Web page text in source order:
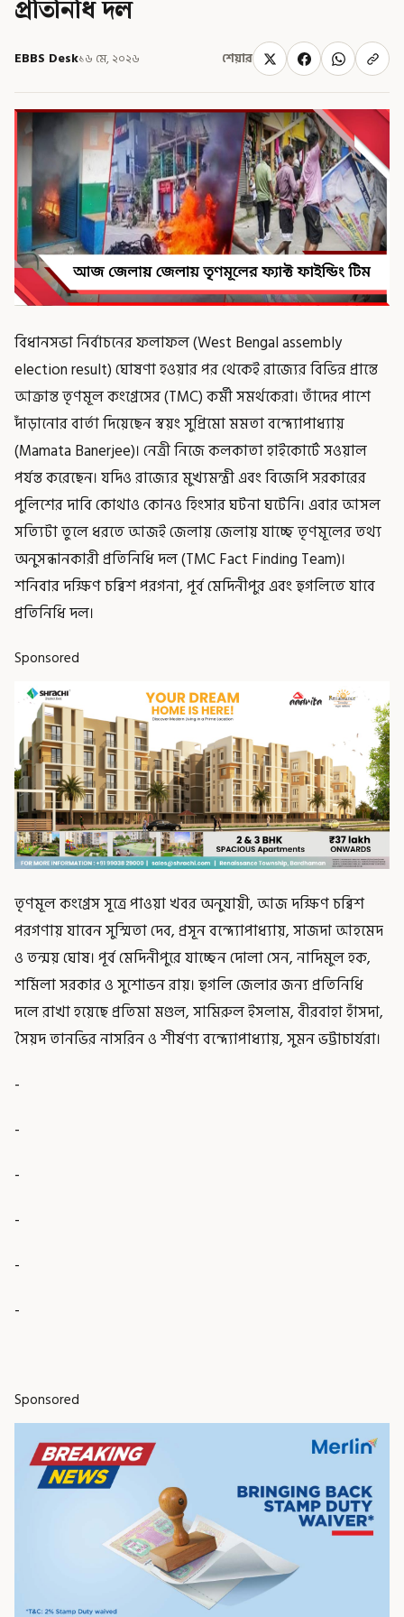
প্রতিনিধি দল
EBBS Desk১৬ মে, ২০২৬ শেয়ার
বিধানসভা নির্বাচনের ফলাফল (West Bengal assembly
election result) ঘোষণা হওয়ার পর থেকেই রাজ্যের বিভিন্ন প্রান্তে
আক্রান্ত তৃণমূল কংগ্রেসের (TMC) কর্মী সমর্থকেরা। তাঁদের পাশে
দাঁড়ানোর বার্তা দিয়েছেন স্বয়ং সুপ্রিমো মমতা বন্দ্যোপাধ্যায়
(Mamata Banerjee)। নেত্রী নিজে কলকাতা হাইকোর্টে সওয়াল
পর্যন্ত করেছেন। যদিও রাজ্যের মুখ্যমন্ত্রী এবং বিজেপি সরকারের
পুলিশের দাবি কোথাও কোনও হিংসার ঘটনা ঘটেনি। এবার আসল
সত্যিটা তুলে ধরতে আজই জেলায় জেলায় যাচ্ছে তৃণমূলের তথ্য
অনুসন্ধানকারী প্রতিনিধি দল (TMC Fact Finding Team)।
শনিবার দক্ষিণ চব্বিশ পরগনা, পূর্ব মেদিনীপুর এবং হুগলিতে যাবে
প্রতিনিধি দল।
Sponsored
তৃণমূল কংগ্রেস সূত্রে পাওয়া খবর অনুযায়ী, আজ দক্ষিণ চব্বিশ
পরগণায় যাবেন সুস্মিতা দেব, প্রসূন বন্দ্যোপাধ্যায়, সাজদা আহমেদ
ও তন্ময় ঘোষ। পূর্ব মেদিনীপুরে যাচ্ছেন দোলা সেন, নাদিমুল হক,
শর্মিলা সরকার ও সুশোভন রায়। হুগলি জেলার জন্য প্রতিনিধি
দলে রাখা হয়েছে প্রতিমা মণ্ডল, সামিরুল ইসলাম, বীরবাহা হাঁসদা,
সৈয়দ তানভির নাসরিন ও শীর্ষণ্য বন্দ্যোপাধ্যায়, সুমন ভট্টাচার্যরা।
-
-
-
-
-
-
Sponsored